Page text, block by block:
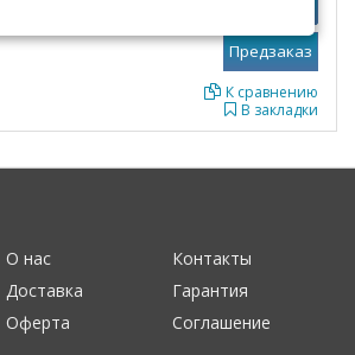
В закладки
К сравнению
О нас
Контакты
Доставка
Гарантия
Оферта Соглашение